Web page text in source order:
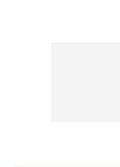
się również inne